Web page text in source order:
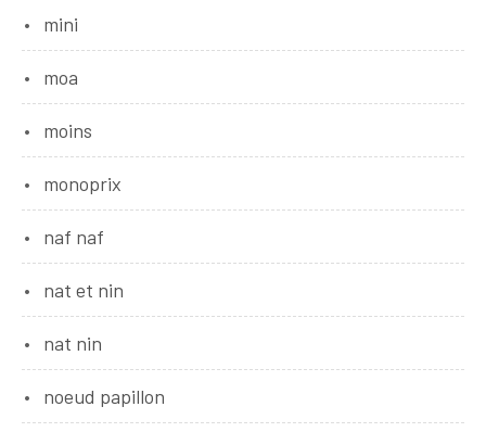
mini
moa
moins
monoprix
naf naf
nat et nin
nat nin
noeud papillon